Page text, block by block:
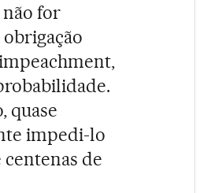
não for
quase
impedi-lo
de